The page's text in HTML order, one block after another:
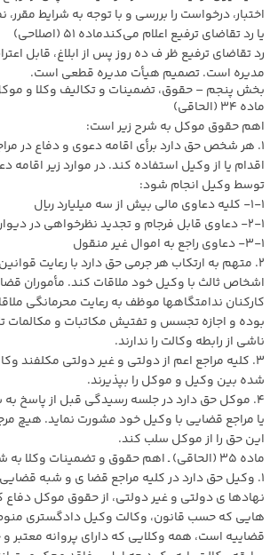
اختبار، درخواست را بررسی و با توجه به شرایط مقرر،
یا رد تقاضای ترفیع اعلام می‌کندماده ۵۱ (اصلاحی)
رد تقاضای ترفیع ظر ف ده روز پس از ابلاغ، قابل
مدیره است. تصمیم هیأت مدیره قطعی است.
بخش پنجم – حقوق، تضمینات و تکالیف وکلا و
ماده ۳۴ (الحاقی)
اهم حقوق موکل به شرح زیر است:
۱. هر شخص حق دارد برأی اقامه دعوی و دفاع در
اقدام یا از وکیل استفاده کند. در موارد زیر اقامه
توسط وکیل انجام شود:
۱-۱- کلیه دعاوی مالی بیش از سه میلیارد ریال
۲-۱- دعاوی قابل فرجام و تجدید نظرخواهی در دیوان عالی کشور
۳-۱- دعاوی راجع به اموال غیر منقول
۲. متهم به ارتکاب هر جرمی حق دارد با رعایت
اشخاص ثالث با وکیل خود ملاقات کند. مأموران
کارکنان ندامتگاهها موظف به رعایت محرمانگی
بوده و اجازه تجسس و تفتیش مکاتبات و مکالمات
ناشی از رابطه وکالت را ندارند.
۳. کلیه مراجع اعم از دولتی و غیر دولتی مکلفند
شده بین وکیل و موکل را بپذیرند.
۴. موکل حق دارد در جلسه رسیدگی قبل از پاسخ
یا مراجع قضایی با وکیل خود مشورت نماید. هیچ
این حق را از موکل سلب کند.
ماده ۳۵ (الحاقی) ـ اهم حقوق و تضمینات وکلا به شرح زیر است:
۱. وکیل حق دارد در کلیه مراجع قضا ی و شبه
نهادها ی دولتی و غیر دولتی، از حقوق موکل دفاع
هایی که حسب قانون، وکالت وکیل دادگستری
قضاییه است، همه وکلایی که دارای پروانه